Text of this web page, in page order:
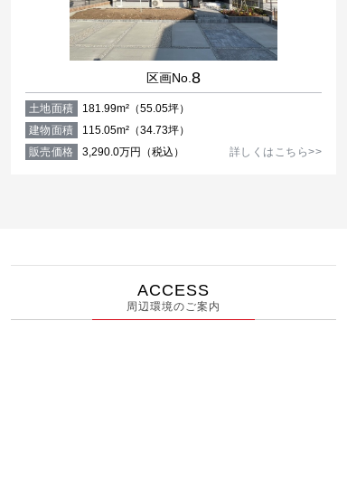
区画No.8
土地面積
181.99m²（55.05坪）
建物面積
115.05m²（34.73坪）
販売価格
3,290.0万円（税込） 詳しくはこちら>>
ACCESS
周辺環境のご案内